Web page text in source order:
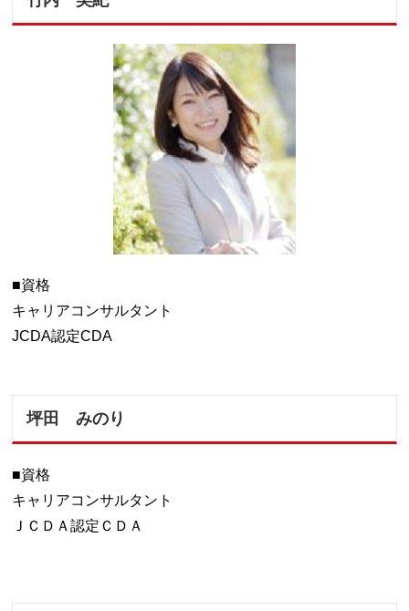
■資格
キャリアコンサルタント
JCDA認定CDA
坪田 みのり
■資格
キャリアコンサルタント
ＪＣＤＡ認定ＣＤＡ